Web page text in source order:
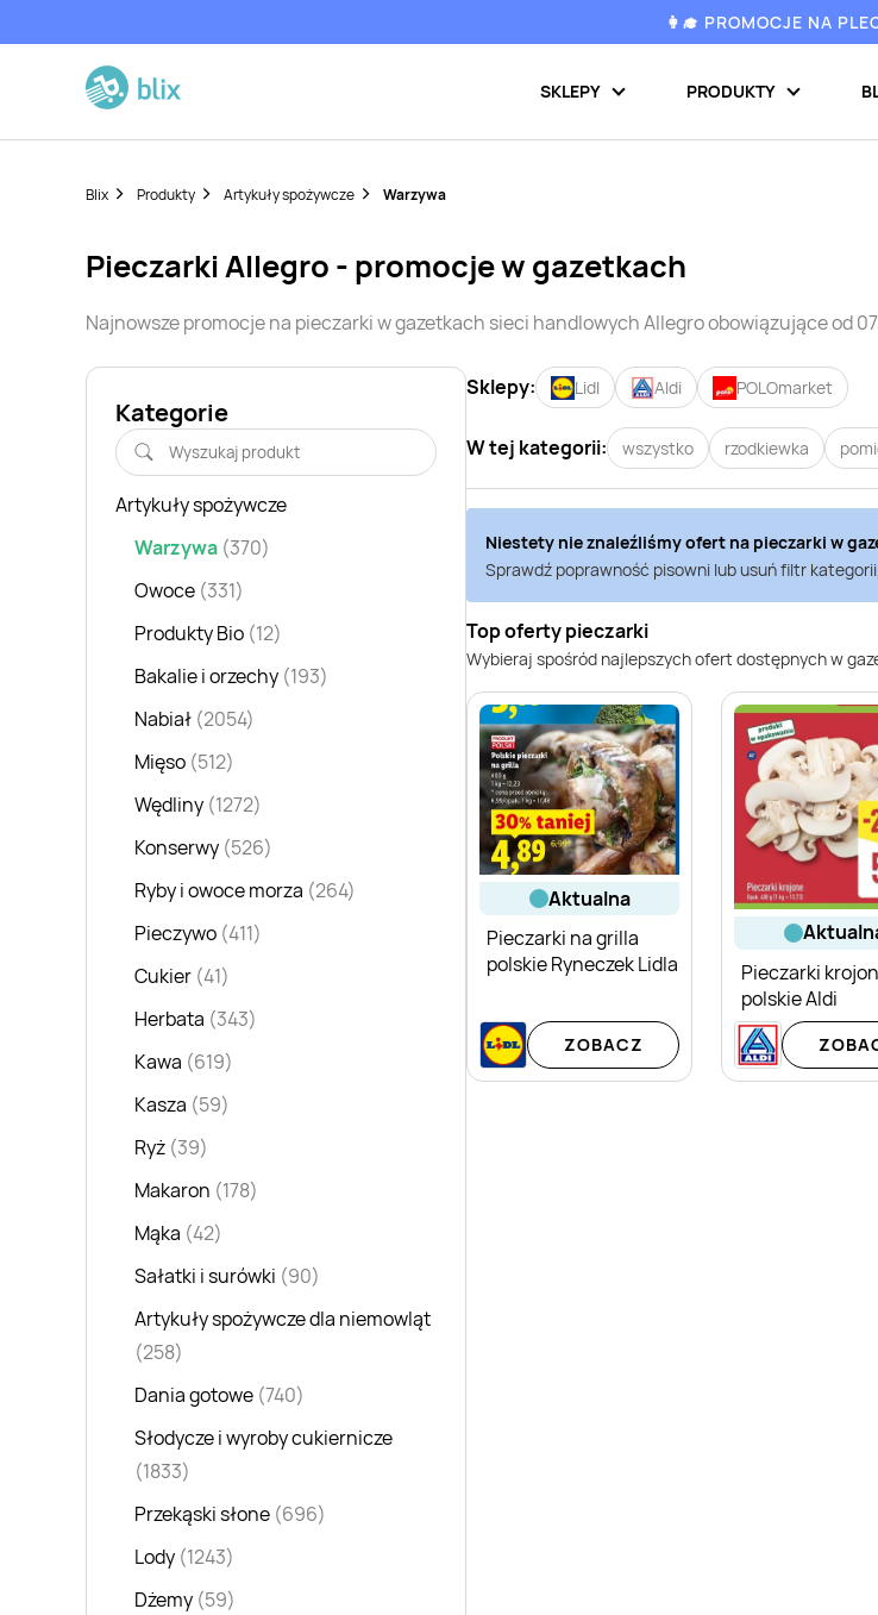
👩‍🎓 PROMOCJE NA
SKLEPY PRODUKTY
Blix Produkty Artykuły spożywcze Warzywa
pieczarkiAllegro - promocje w gazetkach
Najnowsze promocje na pieczarkiw gazetkach sieci handlowychAllegroobowiązujące od
Kategorie
Artykuły spożywcze
Warzywa (370)
Owoce (331)
Produkty Bio (12)
Bakalie i orzechy (193)
Nabiał (2054)
Mięso (512)
Wędliny (1272)
Konserwy (526)
Ryby i owoce morza (264)
Pieczywo (411)
Cukier (41)
Herbata (343)
Kawa (619)
Kasza (59)
Ryż (39)
Makaron (178)
Mąka (42)
Sałatki i surówki (90)
Artykuły spożywcze dla niemowląt
(258)
Dania gotowe (740)
Słodycze i wyroby cukiernicze
(1833)
Przekąski słone (696)
Lody (1243)
Dżemy (59)
Sklepy: Lidl Aldi POLOmarket
W tej kategorii: wszystko rzodkiewka
Niestety nie znaleźliśmy ofert na pieczarki w
Sprawdź poprawność pisowni lub usuń filtr
Top oferty pieczarki
Wybieraj spośród najlepszych ofert dostępnych w
aktualna
Pieczarki na grilla
polskie Ryneczek Lidla
ZOBACZ
Pieczarki
polskie Aldi